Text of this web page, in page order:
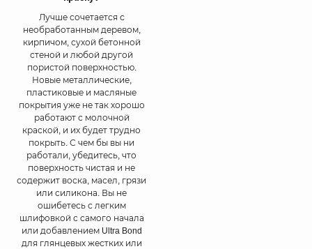
Лучше сочетается с
необработанным деревом,
кирпичом, сухой бетонной
стеной и любой другой
пористой поверхностью.
Новые металлические,
пластиковые и масляные
покрытия уже не так хорошо
работают с молочной
краской, и их будет трудно
покрыть. С чем бы вы ни
работали, убедитесь, что
поверхность чистая и не
содержит воска, масел, грязи
или силикона. Вы не
ошибетесь с легким
шлифовкой с самого начала
или добавлением Ultra Bond
для глянцевых жестких или